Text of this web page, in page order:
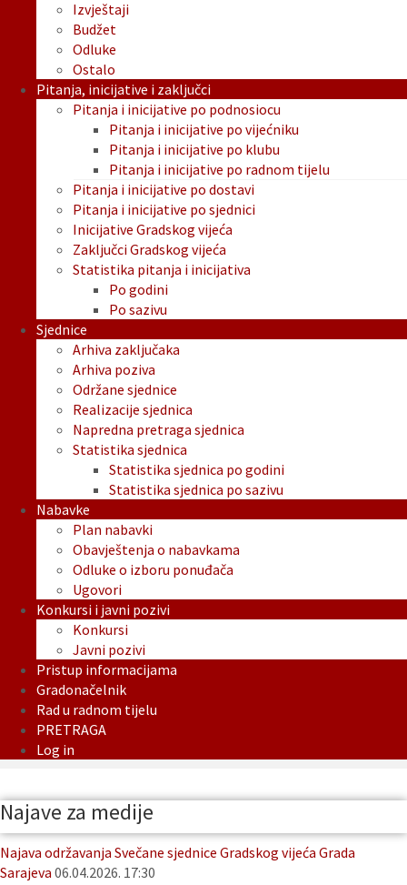
Izvještaji
Budžet
Odluke
Ostalo
Pitanja, inicijative i zaključci
Pitanja i inicijative po podnosiocu
Pitanja i inicijative po vijećniku
Pitanja i inicijative po klubu
Pitanja i inicijative po radnom tijelu
Pitanja i inicijative po dostavi
Pitanja i inicijative po sjednici
Inicijative Gradskog vijeća
Zaključci Gradskog vijeća
Statistika pitanja i inicijativa
Po godini
Po sazivu
Sjednice
Arhiva zaključaka
Arhiva poziva
Održane sjednice
Realizacije sjednica
Napredna pretraga sjednica
Statistika sjednica
Statistika sjednica po godini
Statistika sjednica po sazivu
Nabavke
Plan nabavki
Obavještenja o nabavkama
Odluke o izboru ponuđača
Ugovori
Konkursi i javni pozivi
Konkursi
Javni pozivi
Pristup informacijama
Gradonačelnik
Rad u radnom tijelu
PRETRAGA
Log in
Najave za medije
Najava održavanja Svečane sjednice Gradskog vijeća Grada
Sarajeva 06.04.2026. 17:30